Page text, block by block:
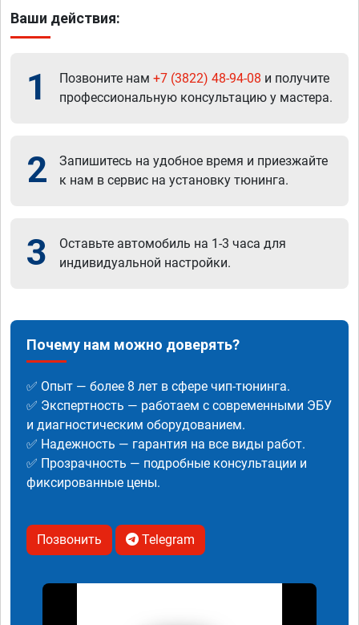
Ваши действия:
1 Позвоните нам +7 (3822) 48-94-08 и получите
профессиональную консультацию у мастера.
2
Запишитесь на удобное время и приезжайте
к нам в сервис на установку тюнинга.
3
Оставьте автомобиль на 1-3 часа для
индивидуальной настройки.
Почему нам можно доверять?
✅ Опыт — более 8 лет в сфере чип-тюнинга.
✅ Экспертность — работаем с современными ЭБУ
и диагностическим оборудованием.
✅ Надежность — гарантия на все виды работ.
✅ Прозрачность — подробные консультации и
фиксированные цены.
Позвонить Telegram